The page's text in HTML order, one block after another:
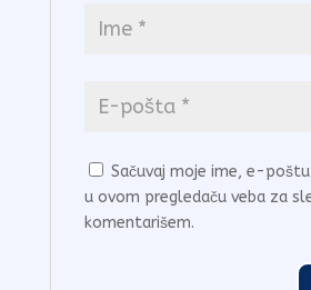
Sačuvaj moje ime, e-
u ovom pregledaču veba za
komentarišem.